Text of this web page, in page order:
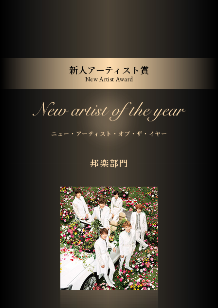
新人アーティスト賞
New Artist Award
ニュー・アーティスト・オブ・ザ・イヤー
邦楽部門